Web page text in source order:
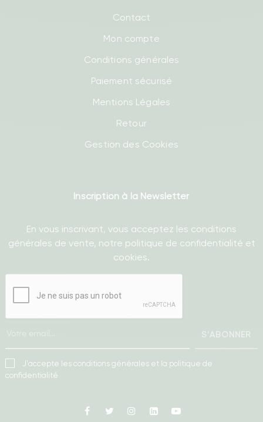
Contact
Mon compte
Conditions générales
Paiement sécurisé
Mentions Légales
Retour
Gestion des Cookies
Inscription à la Newsletter
En vous inscrivant, vous acceptez les conditions
générales de vente, notre politique de confidentialité et
cookies.
S'ABONNER
J'accepte les conditions générales et la politique de
confidentialité
Facebook
Twitter InstagramLinkedin